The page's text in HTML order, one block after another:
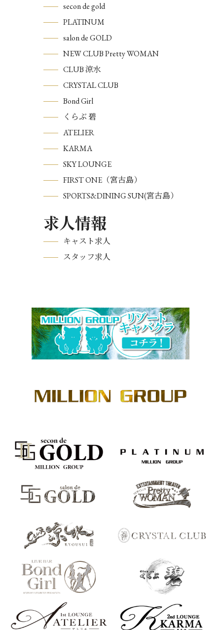
secon de gold
PLATINUM
salon de GOLD
NEW CLUB Pretty WOMAN
CLUB 涼水
CRYSTAL CLUB
Bond Girl
くらぶ 碧
ATELIER
KARMA
SKY LOUNGE
FIRST ONE（宮古島）
SPORTS&DINING SUN(宮古島）
求人情報
キャスト求人
スタッフ求人